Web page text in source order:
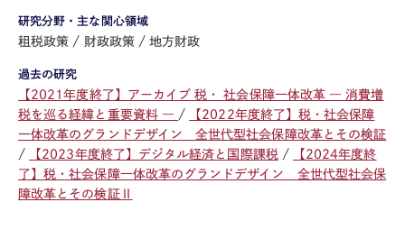
研究分野・主な関心領域
租税政策 財政政策 地方財政
過去の研究
【2021年度終了】アーカイブ 税・ 社会保障一体改革 ― 消費増
税を巡る経緯と重要資料 ―
【2022年度終了】税・社会保障
一体改革のグランドデザイン 全世代型社会保障改革とその検証
【2023年度終了】デジタル経済と国際課税
【2024年度終
了】税・社会保障一体改革のグランドデザイン 全世代型社会保
障改革とその検証Ⅱ